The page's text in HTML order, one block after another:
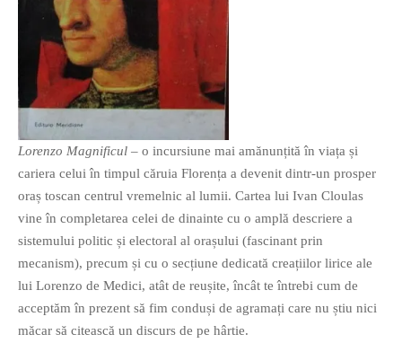
Download 101 Movie
Acrostics!
PRIETENI APROPIATI
Victor Sosea – Designer
PRIETENI DIN AFARA BRESLEI
Vreau-schimbare.ro
PRIETENI DIN BREASLA
Filme-Carti.ro
Lorenzo Magnificul – o incursiune mai amănunțită în viața și
cariera celui în timpul căruia Florența a devenit dintr-un prosper
oraș toscan centrul vremelnic al lumii. Cartea lui Ivan Cloulas
vine în completarea celei de dinainte cu o amplă descriere a
sistemului politic și electoral al orașului (fascinant prin
mecanism), precum și cu o secțiune dedicată creațiilor lirice ale
lui Lorenzo de Medici, atât de reușite, încât te întrebi cum de
acceptăm în prezent să fim conduși de agramați care nu știu nici
măcar să citească un discurs de pe hârtie.